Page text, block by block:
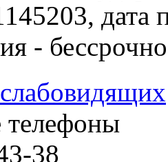
дата
- бессрочно
телефоны
38